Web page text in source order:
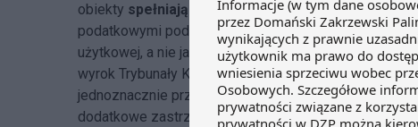
obiekty spełniające ustawową definicję budynku.
podatkowymi podnosili, żeby takie obiekty
użytkowej, a nie jako budowle, których podstawą
wyrok Trybunały Konstytucyjnego mógł ich
jednoznacznie przesądzi, że wprowadzane
dodatkowe zastrzeżenia do definicji budynku na